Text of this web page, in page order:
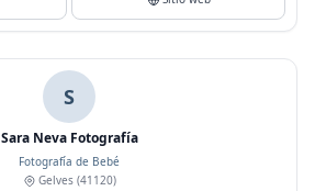
S
Sara Neva Fotografía
Fotografía de Bebé
Gelves(41120)